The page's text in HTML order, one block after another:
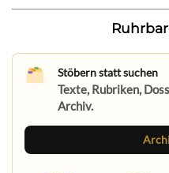
Stöbern statt suchen
Texte, Rubriken,
Archiv.